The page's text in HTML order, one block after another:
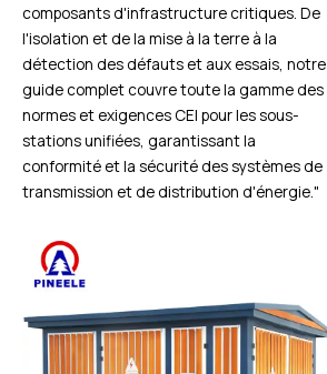
composants d'infrastructure critiques. De
l'isolation et de la mise à la terre à la
détection des défauts et aux essais, notre
guide complet couvre toute la gamme des
normes et exigences CEI pour les sous-
stations unifiées, garantissant la
conformité et la sécurité des systèmes de
transmission et de distribution d'énergie."